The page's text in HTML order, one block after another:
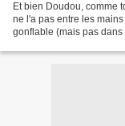
Et bien Doudou, comme
ne l'a pas entre les
gonflable (mais pas